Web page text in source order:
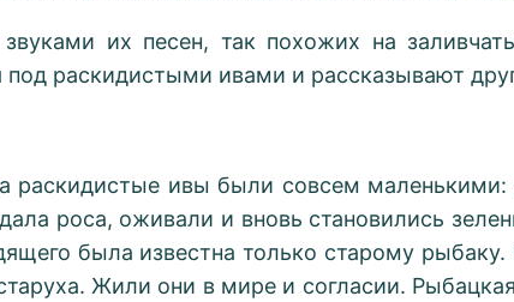
их песен, так похожих на
раскидистыми ивами и рассказывают
раскидистые ивы были совсем
роса, оживали и вновь становились
была известна только старому
Жили они в мире и согласии.